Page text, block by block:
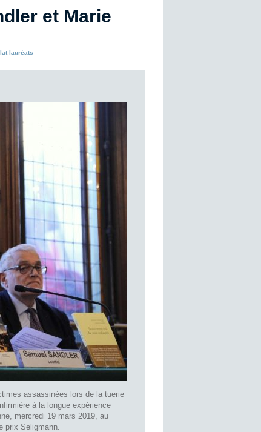
et Marie
lauréats
assassinées lors de la tuerie
à la longue expérience
mercredi 19 mars 2019, au
prix Seligmann.